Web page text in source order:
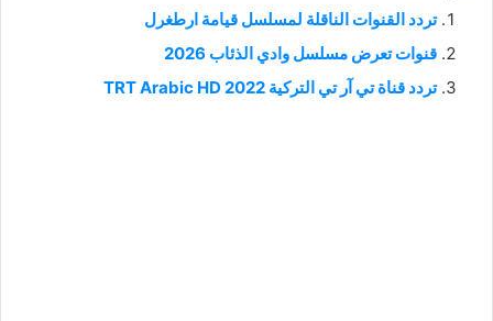
تردد القنوات الناقلة لمسلسل قيامة ارطغرل
قنوات تعرض مسلسل وادي الذئاب 2026
تردد قناة تي آر تي التركية 2022 TRT Arabic HD